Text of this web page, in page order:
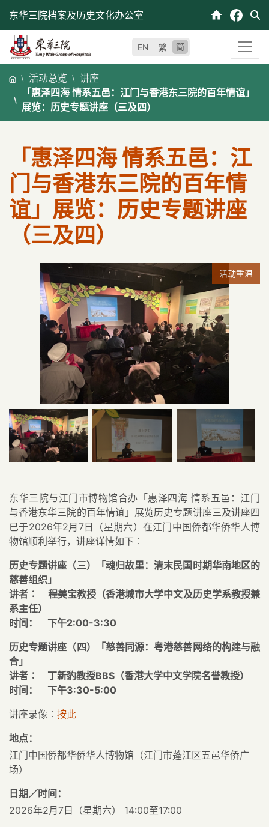
东华三院档案及历史文化办公室
EN 繁 简
活动总览
讲座
「惠泽四海 情系五邑：江门与香港东三院的百年情谊」
展览：历史专题讲座（三及四）
「惠泽四海 情系五邑：江
门与香港东三院的百年情
谊」展览：历史专题讲座
（三及四）
活动重温
东华三院与江门市博物馆合办「惠泽四海 情系五邑：江门
与香港东华三院的百年情谊」展览历史专题讲座三及讲座四
已于2026年2月7日（星期六）在江门中国侨都华侨华人博
物馆顺利举行，讲座详情如下︰
历史专题讲座（三）「魂归故里：清末民国时期华南地区的
慈善组织」
讲者︰ 程美宝教授（香港城市大学中文及历史学系教授兼
系主任）
时间： 下午2:00-3:30
历史专题讲座（四）「慈善同源：粤港慈善网络的构建与融
合」
讲者︰ 丁新豹教授BBS（香港大学中文学院名誉教授）
时间： 下午3:30-5:00
讲座录像︰ 按此
地点：
江门中国侨都华侨华人博物馆（江门市蓬江区五邑华侨广
场）
日期／时间：
2026年2月7日（星期六） 14:00至17:00